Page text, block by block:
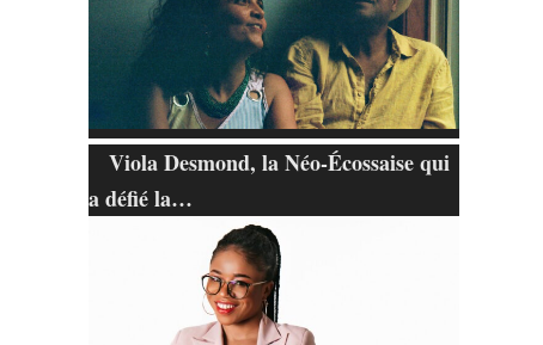
Viola Desmond, la Néo-Écossaise qui
a défié la…